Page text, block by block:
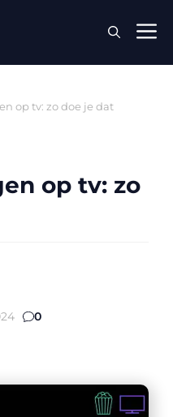
op tv: zo doe je dat
op tv: zo
0